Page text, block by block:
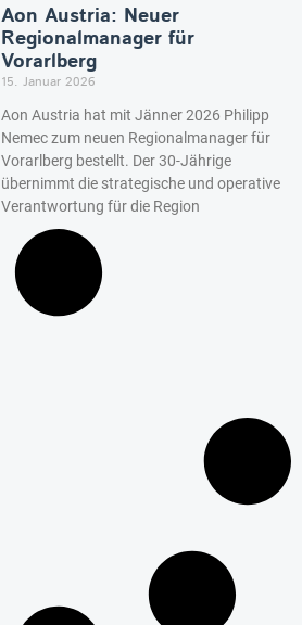
Aon Austria: Neuer
Regionalmanager für
Vorarlberg
15. Januar 2026
Aon Austria hat mit Jänner 2026 Philipp
Nemec zum neuen Regionalmanager für
Vorarlberg bestellt. Der 30-Jährige
übernimmt die strategische und operative
Verantwortung für die Region